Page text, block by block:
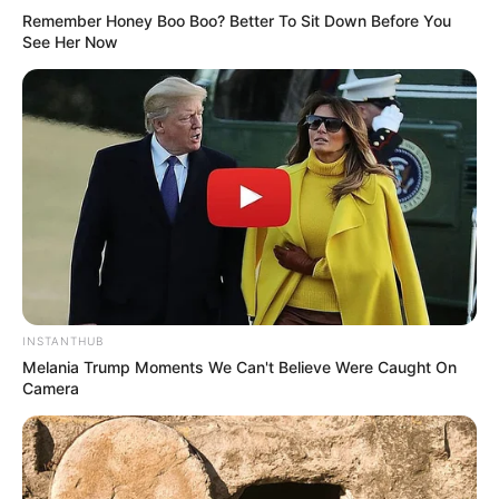
Menurutnya, hanya perlu memakai baju terbuka untuk
mendapatkan pengikut. Namun hal tersebut dianggap netizen
sebagai penghinaan.
Kemben melorot
Remember Honey Boo Boo? Better To Sit Down Before You
See Her Now
INSTANTHUB
Melania Trump Moments We Can't Believe Were Caught On
Camera